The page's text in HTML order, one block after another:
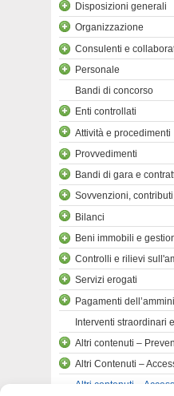
Disposizioni generali
Organizzazione
Consulenti e
Personale
Bandi di concorso
Enti controllati
Attività e procedimenti
Provvedimenti
Bandi di gara e
Sovvenzioni,
Bilanci
Beni immobili e
Controlli e rilievi
Servizi erogati
Pagamenti
Interventi straordinari
Altri contenuti –
Altri Contenuti –
Altri contenuti –